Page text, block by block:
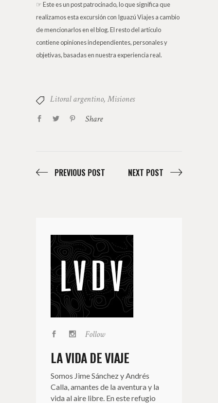
☞ Este es un post patrocinado, lo que significa que
realizamos esta excursión con Iguazú Viajes a cambio
de mencionarlos en el blog. El resto del artículo
contiene opiniones independientes, personales y
objetivas, basadas en nuestra experiencia real.
Litoral argentino, Misiones
Share
PREVIOUS POST NEXT POST
Follow
LA VIDA DE VIAJE
Somos Jime Sánchez y Andrés
Calla, amantes de la aventura y la
vida al aire libre. En este refugio